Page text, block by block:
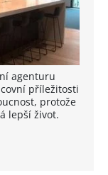
agenturu
příležitosti
protože
lepší život.